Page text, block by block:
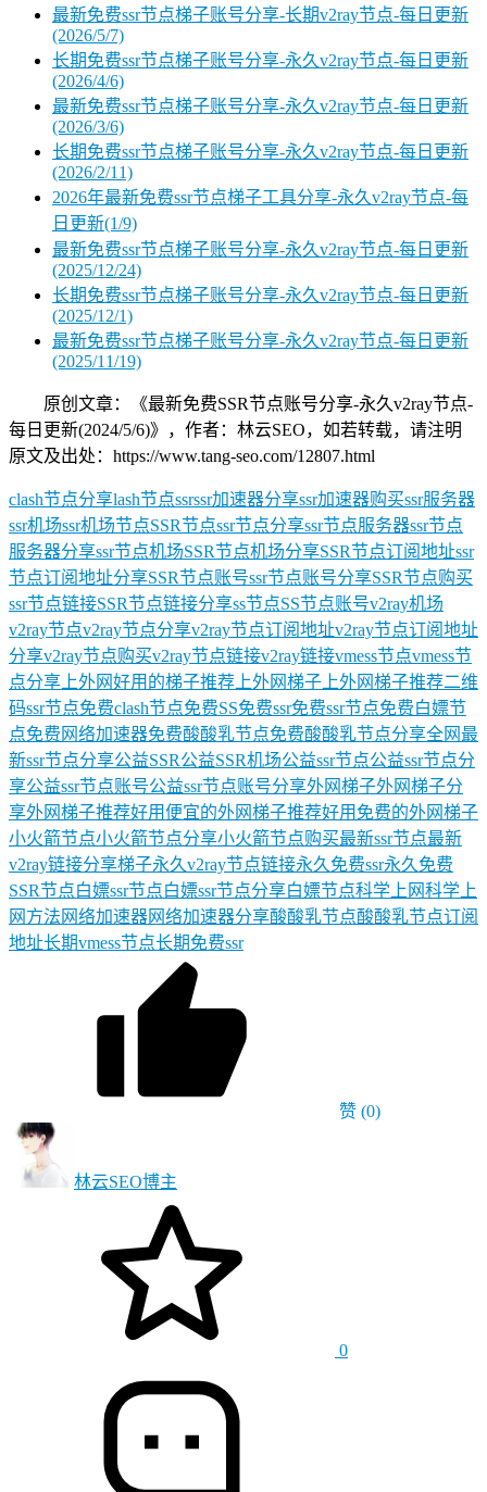
最新免费ssr节点梯子账号分享-长期v2ray节点-每日更新
(2026/5/7)
长期免费ssr节点梯子账号分享-永久v2ray节点-每日更新
(2026/4/6)
最新免费ssr节点梯子账号分享-永久v2ray节点-每日更新
(2026/3/6)
长期免费ssr节点梯子账号分享-永久v2ray节点-每日更新
(2026/2/11)
2026年最新免费ssr节点梯子工具分享-永久v2ray节点-每
日更新(1/9)
最新免费ssr节点梯子账号分享-永久v2ray节点-每日更新
(2025/12/24)
长期免费ssr节点梯子账号分享-永久v2ray节点-每日更新
(2025/12/1)
最新免费ssr节点梯子账号分享-永久v2ray节点-每日更新
(2025/11/19)
原创文章：《最新免费SSR节点账号分享-永久v2ray节点-
每日更新(2024/5/6)》，作者：林云SEO，如若转载，请注明
原文及出处：https://www.tang-seo.com/12807.html
clash节点分享lash节点ssrssr加速器分享ssr加速器购买ssr服务器
ssr机场ssr机场节点SSR节点ssr节点分享ssr节点服务器ssr节点
服务器分享ssr节点机场SSR节点机场分享SSR节点订阅地址ssr
节点订阅地址分享SSR节点账号ssr节点账号分享SSR节点购买
ssr节点链接SSR节点链接分享ss节点SS节点账号v2ray机场
v2ray节点v2ray节点分享v2ray节点订阅地址v2ray节点订阅地址
分享v2ray节点购买v2ray节点链接v2ray链接vmess节点vmess节
点分享 上外网好用的梯子推荐 上外网梯子 上外网梯子推荐二维
码ssr节点免费clash节点免费SS免费ssr免费ssr节点免费白嫖节
点免费网络加速器免费酸酸乳节点免费酸酸乳节点分享全网最
新ssr节点分享公益SSR公益SSR机场公益ssr节点公益ssr节点分
享公益ssr节点账号公益ssr节点账号分享外网梯子外网梯子分
享外网梯子推荐好用便宜的外网梯子推荐好用免费的外网梯子
小火箭节点小火箭节点分享小火箭节点购买最新ssr节点最新
v2ray链接分享梯子永久v2ray节点链接永久免费ssr永久免费
SSR节点白嫖ssr节点白嫖ssr节点分享白嫖节点科学上网科学上
网方法 网络加速器网络加速器分享酸酸乳节点酸酸乳节点订阅
地址长期vmess节点长期免费ssr
赞 (0)
林云SEO博主
0